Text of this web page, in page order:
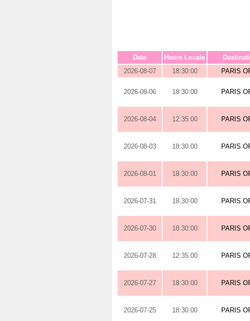
Date Heure Locale
2026-08-07
18:30:00 PARIS
2026-08-06 18:30:00 PARIS
2026-08-04 12:35:00 PARIS
2026-08-03 18:30:00 PARIS
2026-08-01 18:30:00 PARIS
2026-07-31 18:30:00 PARIS
2026-07-30 18:30:00 PARIS
2026-07-28 12:35:00 PARIS
2026-07-27 18:30:00 PARIS
2026-07-25 18:30:00 PARIS